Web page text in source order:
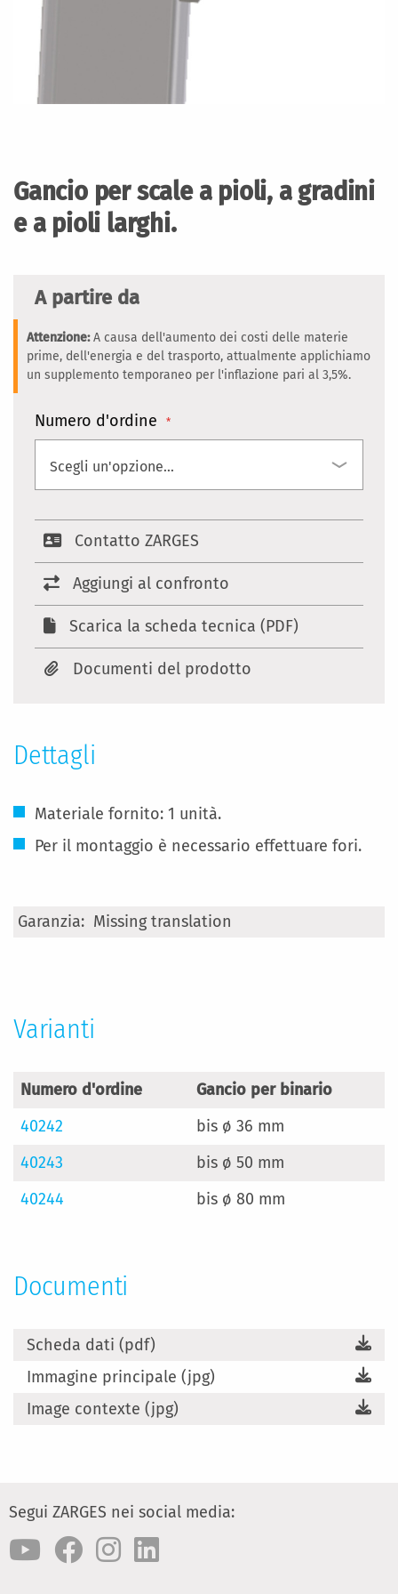
Gancio per scale a pioli, a gradini
e a pioli larghi.
A partire da
Attenzione:A causa dell'aumento dei costi delle materie
prime, dell'energia e del trasporto, attualmente applichiamo
un supplemento temporaneo per l'inflazione pari al 3,5%.
Numero d'ordine
Contatto ZARGES
Aggiungi al confronto
Scarica la scheda tecnica (PDF)
Documenti del prodotto
galleria
immagini
Dettagli
Materiale fornito: 1 unità.
Per il montaggio è necessario effettuare fori.
Maggiori
Missing translation
Varianti
Numero d'ordine
Gancio per binario
40242
bis ø 36 mm
40243
bis ø 50 mm
40244
bis ø 80 mm
Documenti
Scheda dati (pdf)
Immagine principale (jpg)
Image contexte (jpg)
Segui ZARGES nei social media: